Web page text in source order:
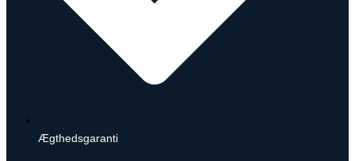
Ægthedsgaranti